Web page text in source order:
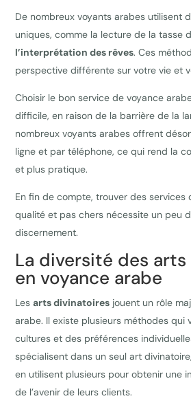
De nombreux voyants arabes utilisent
uniques, comme la lecture de la tasse
l’interprétation des rêves. Ces
perspective différente sur votre vie et
Choisir le bon service de voyance
difficile, en raison de la barrière de la
nombreux voyants arabes offrent
ligne et par téléphone, ce qui rend la
et plus pratique.
En fin de compte, trouver des services
qualité et pas chers nécessite un peu
discernement.
La diversité des
en voyance arabe
Lesarts divinatoires jouent un rôle
arabe. Il existe plusieurs méthodes qui
cultures et des préférences
spécialisent dans un seul art
en utilisent plusieurs pour obtenir une
de l’avenir de leurs clients.